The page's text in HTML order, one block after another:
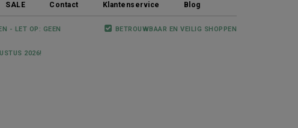
SALE Contact Klantenservice Blog
- LET OP: GEEN
2026!
BETROUWBAAR EN VEILIG SHOPPEN